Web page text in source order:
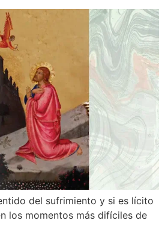
del sufrimiento y si es lícito
los momentos más difíciles de